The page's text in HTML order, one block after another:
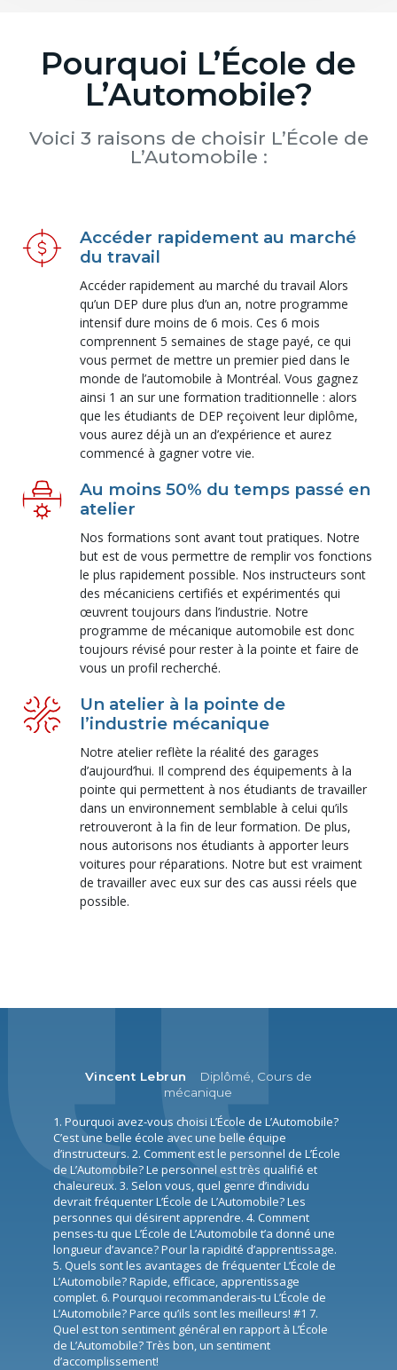
Pourquoi L’École de
L’Automobile?
Voici 3 raisons de choisir L’École de
L’Automobile :
Accéder rapidement au marché
du travail
Accéder rapidement au marché du travail Alors
qu’un DEP dure plus d’un an, notre programme
intensif dure moins de 6 mois. Ces 6 mois
comprennent 5 semaines de stage payé, ce qui
vous permet de mettre un premier pied dans le
monde de l’automobile à Montréal. Vous gagnez
ainsi 1 an sur une formation traditionnelle : alors
que les étudiants de DEP reçoivent leur diplôme,
vous aurez déjà un an d’expérience et aurez
commencé à gagner votre vie.
Au moins 50% du temps passé en
atelier
Nos formations sont avant tout pratiques. Notre
but est de vous permettre de remplir vos fonctions
le plus rapidement possible. Nos instructeurs sont
des mécaniciens certifiés et expérimentés qui
œuvrent toujours dans l’industrie. Notre
programme de mécanique automobile est donc
toujours révisé pour rester à la pointe et faire de
vous un profil recherché.
Un atelier à la pointe de
l’industrie mécanique
Notre atelier reflète la réalité des garages
d’aujourd’hui. Il comprend des équipements à la
pointe qui permettent à nos étudiants de travailler
dans un environnement semblable à celui qu’ils
retrouveront à la fin de leur formation. De plus,
nous autorisons nos étudiants à apporter leurs
voitures pour réparations. Notre but est vraiment
de travailler avec eux sur des cas aussi réels que
possible.
Vincent Lebrun
Diplômé, Cours de
mécanique
1. Pourquoi avez-vous choisi L’École de L’Automobile?
C’est une belle école avec une belle équipe
d’instructeurs. 2. Comment est le personnel de L’École
de L’Automobile? Le personnel est très qualifié et
chaleureux. 3. Selon vous, quel genre d’individu
devrait fréquenter L’École de L’Automobile? Les
personnes qui désirent apprendre. 4. Comment
penses-tu que L’École de L’Automobile t’a donné une
longueur d’avance? Pour la rapidité d’apprentissage.
5. Quels sont les avantages de fréquenter L’École de
L’Automobile? Rapide, efficace, apprentissage
complet. 6. Pourquoi recommanderais-tu L’École de
L’Automobile? Parce qu’ils sont les meilleurs! #1 7.
Quel est ton sentiment général en rapport à L’École
de L’Automobile? Très bon, un sentiment
d’accomplissement!